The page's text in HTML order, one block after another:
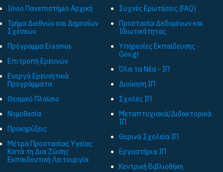
Ιόνιο Πανεπιστήμιο Αρχική
Τμήμα Διεθνών και Δημοσίων
Σχέσεων
Πρόγραμμα Εrasmus
Επιτροπή Ερευνών
Ενεργά Ερευνητικά
Προγράμματα
Θεσμικό Πλαίσιο
Νομοθεσία
Προκηρύξεις
Μέτρα Προστασίας Υγείας
Κατά τη Δια Ζώσης
Εκπαιδευτική Λειτουργία
Συχνές Ερωτήσεις (FAQ)
Προστασία Δεδομένων και
Ιδιωτικότητας
Υπηρεσίες Εκπαίδευσης -
Gov.gr
Όλα τα Νέα - ΙΠ
Διοίκηση ΙΠ
Σχολές ΙΠ
Μεταπτυχιακά/Διδακτορικά
ΙΠ
Θερινά Σχολεία ΙΠ
Εργαστήρια ΙΠ
Κεντρική Βιβλιοθήκη